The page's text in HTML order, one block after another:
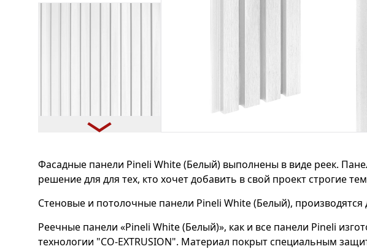
Фасадные панели Pineli White (Белый) выполнены в виде реек.
решение для для тех, кто хочет добавить в свой проект строгие
Стеновые и потолочные панели Pineli White (Белый), производятся
Реечные панели «Pineli White (Белый)», как и все панели Pineli
технологии "CO-EXTRUSION". Материал покрыт специальным